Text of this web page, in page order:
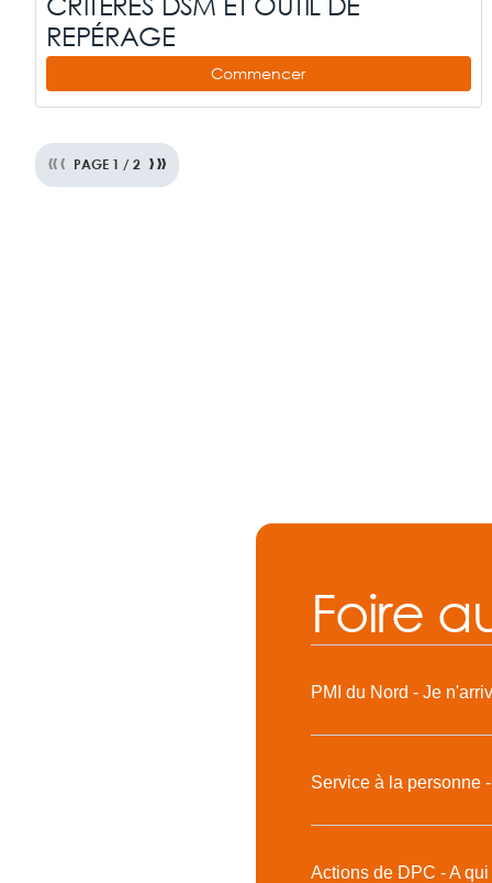
REPÉRAGE
Commencer
«‹ ›»
PAGE 1 / 2
Foire
PMI du Nord - Je
Service à la personne
Actions de DPC - A